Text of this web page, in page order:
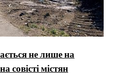
не лише на
совісті містян